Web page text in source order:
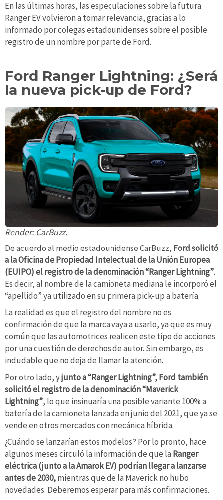
En las últimas horas, las especulaciones sobre la futura
Ranger EV volvieron a tomar relevancia, gracias a lo
informado por colegas estadounidenses sobre el posible
registro de un nombre por parte de Ford.
Ford Ranger Lightning: ¿Será
la nueva pick-up de Ford?
Render: CarBuzz.
De acuerdo al medio estadounidense CarBuzz, Ford solicitó
a la Oficina de Propiedad Intelectual de la Unión Europea
(EUIPO) el registro de la denominación “Ranger Lightning”.
Es decir, al nombre de la camioneta mediana le incorporó el
“apellido” ya utilizado en su primera pick-up a batería.
La realidad es que el registro del nombre no es
confirmación de que la marca vaya a usarlo, ya que es muy
común que las automotrices realicen este tipo de acciones
por una cuestión de derechos de autor. Sin embargo, es
indudable que no deja de llamar la atención.
Por otro lado, yjunto a “Ranger Lightning”, Ford también
solicitó el registro de la denominación “Maverick
Lightning”, lo que insinuaría una posible variante 100% a
batería de la camioneta lanzada en junio del 2021, que ya se
vende en otros mercados con mecánica híbrida.
¿Cuándo se lanzarían estos modelos? Por lo pronto, hace
algunos meses circuló la información de que la Ranger
eléctrica (junto a la Amarok EV) podrían llegar a lanzarse
antes de 2030,mientras que de la Maverick no hubo
novedades. Deberemos esperar para más confirmaciones.